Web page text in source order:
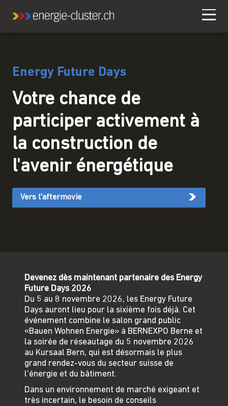
Energy Future Days
Votre chance de
participer activement à
la construction de
l'avenir énergétique
Vers l'aftermovie
Devenez dès maintenant partenaire des Energy
Future Days 2026
Du 5 au 8 novembre 2026, les Energy Future
Days auront lieu pour la sixième fois déjà. Cet
événement combine le salon grand public
«Bauen Wohnen Energie» à BERNEXPO Berne et
la soirée de réseautage du 5 novembre 2026
au Kursaal Bern, qui est désormais le plus
grand rendez-vous du secteur suisse de
l'énergie et du bâtiment.
Dans un environnement de marché exigeant et
très incertain, le besoin de conseils